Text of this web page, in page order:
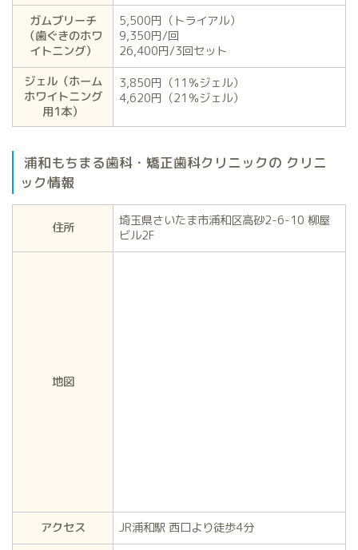
ガムブリーチ
（歯ぐきのホワ
イトニング）
5,500円（トライアル）
9,350円/回
26,400円/3回セット
ジェル（ホーム
ホワイトニング
用1本）
3,850円（11％ジェル）
4,620円（21％ジェル）
浦和もちまる歯科・矯正歯科クリニックの クリニ
ック情報
住所
埼玉県さいたま市浦和区高砂2-6-10 柳屋
ビル2F
地図
アクセス JR浦和駅 西口より徒歩4分